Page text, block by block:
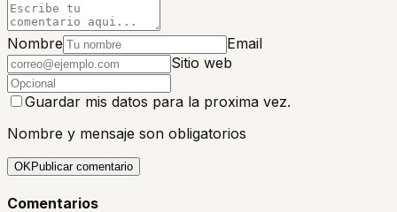
Nombre
Email
Sitio web
Guardar mis datos para la proxima vez.
Nombre y mensaje son obligatorios
OK Publicar comentario
Comentarios